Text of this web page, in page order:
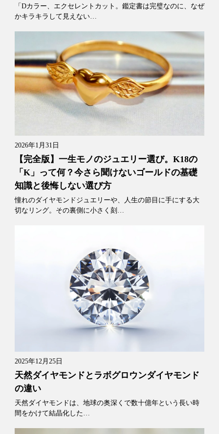
「Dカラー、エクセレントカット。鑑定書は完璧なのに、なぜ
かキラキラして見えない…
2026年1月31日
【完全版】一生モノのジュエリー選び。K18の
「K」って何？今さら聞けないゴールドの基礎
知識と後悔しない選び方
憧れのダイヤモンドジュエリーや、人生の節目に手にする大
切なリング。その裏側に小さく刻…
2025年12月25日
天然ダイヤモンドとラボグロウンダイヤモンド
の違い
天然ダイヤモンドは、地球の奥深くで数十億年という長い時
間をかけて結晶化した…